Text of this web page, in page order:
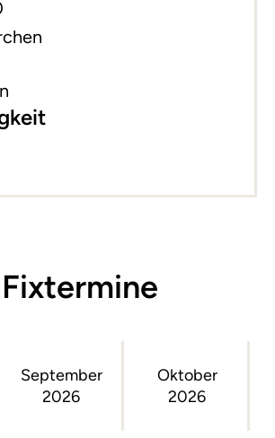
September
2026
Oktober
2026